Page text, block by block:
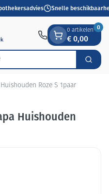
Snelle
Zoek
0 artikelen
€ 0,00
0
Roze S 1paar
Huishouden